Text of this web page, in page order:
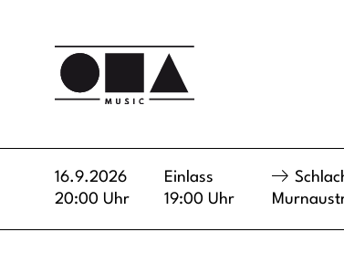
16.9.2026
20:00 Uhr
Einlass
19:00 Uhr